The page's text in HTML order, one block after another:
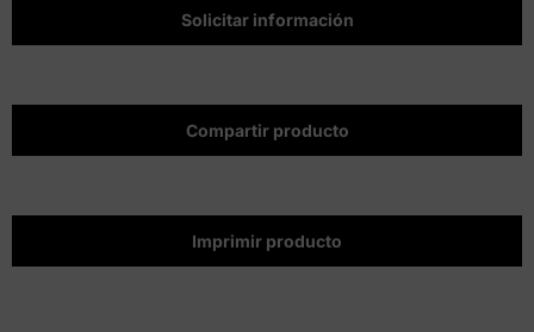
Solicitar información
Compartir producto
Imprimir producto